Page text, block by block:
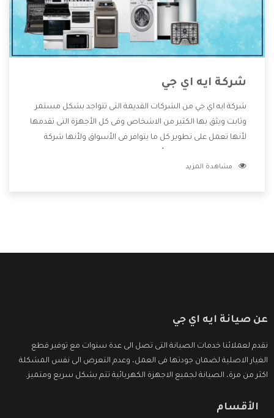
شركة ايه اي جي
شركة ايه اي جي من الشركات القديمة التى تتواجد بشكل مستمر
وثابت ويثق بها الكثير من الاشخاص وفى كل الأجهزة التى تقدمها
لأنها تعمل على تطوير كل ما يتوافر فى الأسواق ولأنها شركة
وتقدم للعملاء أقوى العروض والخصومات التى تسهل على
مشاهدة المزيد
عن صيانة ايه اي جي
نقدم لعملائنا خدمات الصيانة التى تصل الى عدة سنوات مع توفير قطع
الغيار الاصلية لضمان جودتها فى العمل، وعدم التعرض الى نفس المشكلة
اكثر من مرة، الصيانة لجميع الاجهزة الكهربائية تتم بشكل سريع ومتميز.
الأقسام